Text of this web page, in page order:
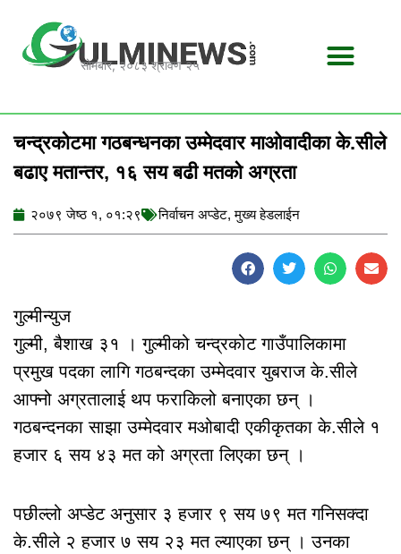
content
सोमबार, २०८३ श्रावण २५
चन्द्रकोटमा गठबन्धनका उम्मेदवार माओवादीका के.सीले
बढाए मतान्तर, १६ सय बढी मतको अग्रता
२०७९ जेष्ठ १, ०१:२९ निर्वाचन अप्डेट,मुख्य हेडलाईन
गुल्मीन्युज
गुल्मी, बैशाख ३१ । गुल्मीको चन्द्रकोट गाउँपालिकामा
प्रमुख पदका लागि गठबन्दका उम्मेदवार युबराज के.सीले
आफ्नो अग्रतालाई थप फराकिलो बनाएका छन् ।
गठबन्दनका साझा उम्मेदवार मओबादी एकीकृतका के.सीले १
हजार ६ सय ४३ मत को अग्रता लिएका छन् ।
पछील्लो अप्डेट अनुसार ३ हजार ९ सय ७९ मत गनिसक्दा
के.सीले २ हजार ७ सय २३ मत ल्याएका छन् । उनका